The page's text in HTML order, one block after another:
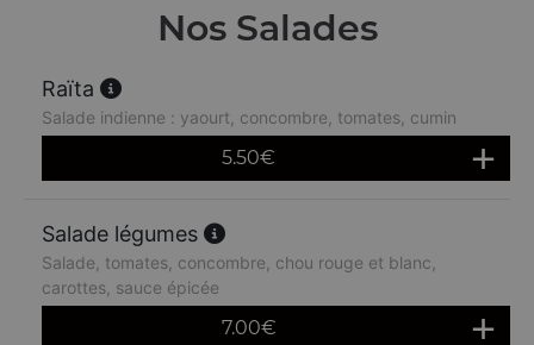
Nos Salades
Raïta
Salade indienne : yaourt, concombre, tomates, cumin
5.50€
Salade légumes
Salade, tomates, concombre, chou rouge et blanc,
carottes, sauce épicée
7.00€